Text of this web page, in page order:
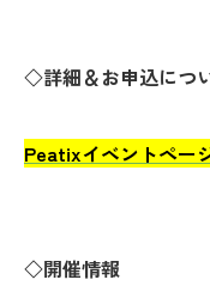
◇詳細＆お申込につ
Peatixイベントペー
◇開催情報